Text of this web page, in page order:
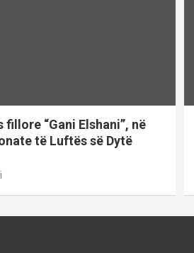
“Gani Elshani”, në
të Luftës së Dytë